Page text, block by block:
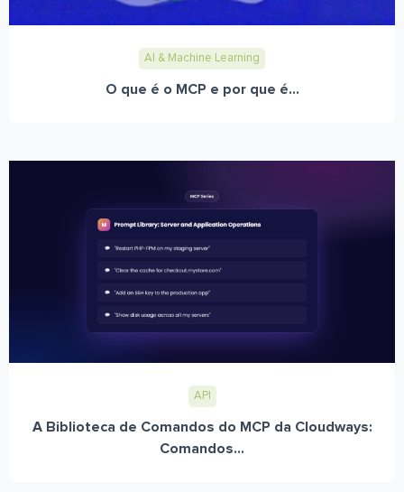
AI & Machine Learning
O que é o MCP e por que é...
API
A Biblioteca de Comandos do MCP da Cloudways:
Comandos...